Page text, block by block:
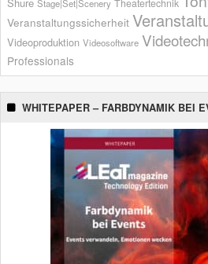
Stage|Set|Scenery Theatertechnik
Veranstaltungssicherheit
Videoproduktion Videosoftware
Professionals
WHITEPAPER – FARBDYNAMIK BEI